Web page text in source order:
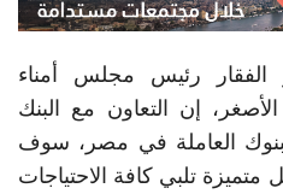
رئيس مجلس أمناء
إن التعاون مع البنك
العاملة في مصر، سوف
تلبي كافة الاحتياجات